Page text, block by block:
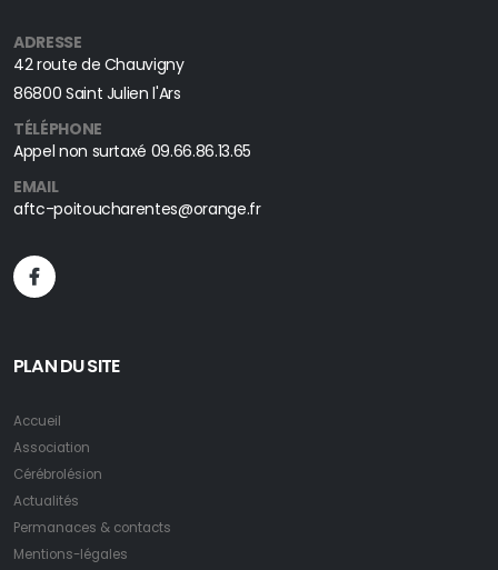
ADRESSE
42 route de Chauvigny
86800 Saint Julien l'Ars
TÉLÉPHONE
Appel non surtaxé 09.66.86.13.65
EMAIL
aftc-poitoucharentes@orange.fr
PLAN DU SITE
Accueil
Association
Cérébrolésion
Actualités
Permanaces & contacts
Mentions-légales